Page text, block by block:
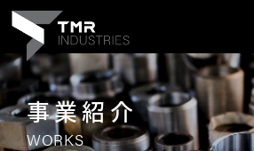
事業紹介
WORKS